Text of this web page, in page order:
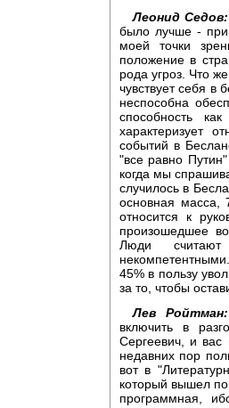
Леонид Седов:
было лучше -
моей точки
положение в
рода угроз. Что
чувствует себя в
неспособна
способность
характеризует
событий в
"все равно
когда мы
случилось в
основная масса,
относится к
произошедшее
Люди считают
45% в пользу
за то, чтобы
Лев Ройтман:
включить в
Сергеевич, и вас
недавних пор
вот в
который вышел
программная,